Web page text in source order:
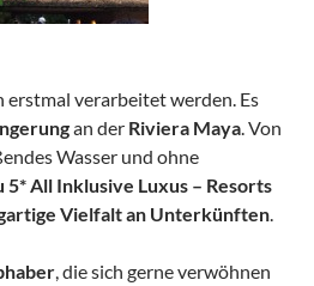
erstmal verarbeitet werden. Es
an der Riviera Maya . Von
Wasser und ohne
5* All Inklusive Luxus – Resorts
Vielfalt an Unterkünften
, die sich gerne verwöhnen